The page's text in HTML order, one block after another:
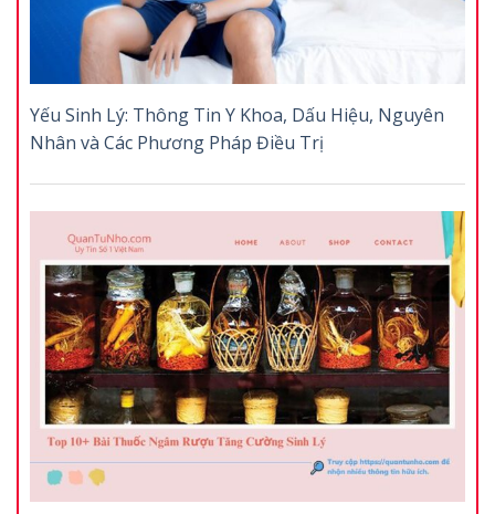
Yếu Sinh Lý: Thông Tin Y Khoa, Dấu Hiệu, Nguyên
Nhân và Các Phương Pháp Điều Trị